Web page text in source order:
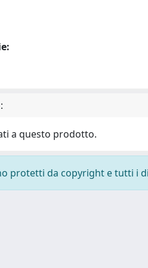
a questo prodotto.
protetti da copyright e tutti i